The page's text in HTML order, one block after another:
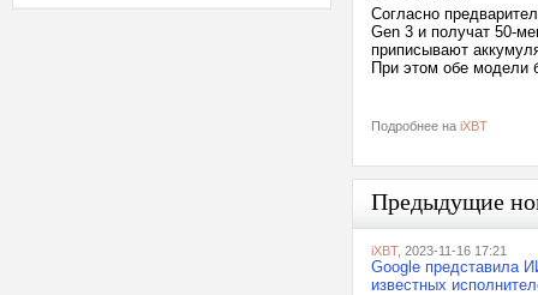
Согласно
Gen 3 и получат 50-
приписывают
При этом обе модели
Подробнее на iXBT
Предыдущие
iXBT, 2023-11-16 17:21
Google представила
известных